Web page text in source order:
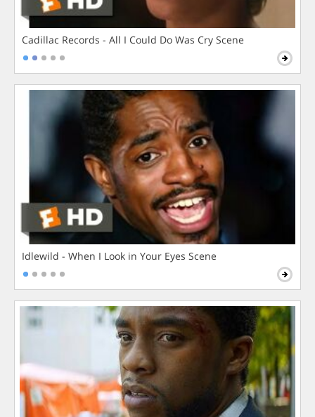
Cadillac Records - All I Could Do Was Cry Scene
Idlewild - When I Look in Your Eyes Scene